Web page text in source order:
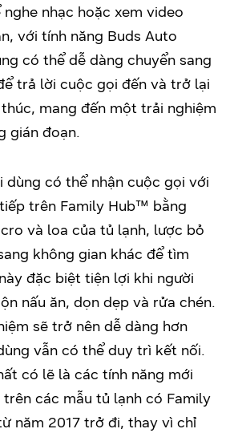
nhạc hoặc xem video
với tính năng Buds Auto
có thể dễ dàng chuyển sang
trả lời cuộc gọi đến và trở lại
mang đến một trải nghiệm
gián đoạn.
dùng có thể nhận cuộc gọi với
trên Family Hub™ bằng
và loa của tủ lạnh, lược bỏ
không gian khác để tìm
đặc biệt tiện lợi khi người
nấu ăn, dọn dẹp và rửa chén.
sẽ trở nên dễ dàng hơn
vẫn có thể duy trì kết nối.
có lẽ là các tính năng mới
trên các mẫu tủ lạnh có Family
năm 2017 trở đi, thay vì chỉ